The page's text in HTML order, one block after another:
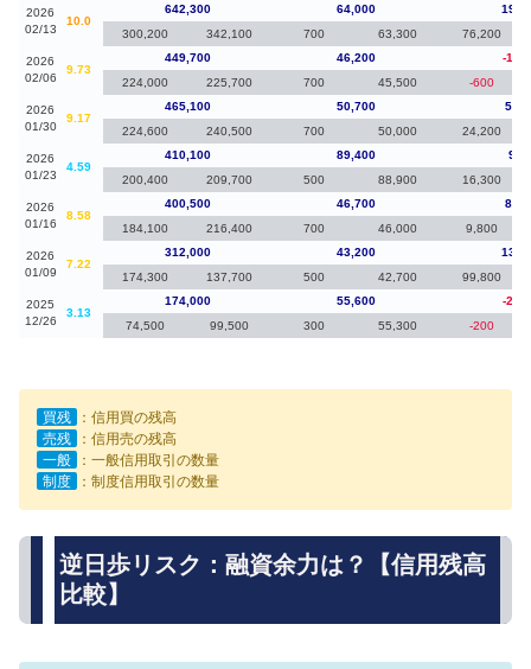
2026
02/13
10.0
642,300 64,000
300,200
342,100 700 63,300 76,200
2026
02/06
9.73
449,700 46,200
-
224,000
225,700 700 45,500 -600
2026
01/30
9.17
465,100 50,700
224,600
240,500 700 50,000 24,200
2026
01/23
4.59
410,100 89,400
200,400
209,700 500 88,900 16,300
2026
01/16
8.58
400,500 46,700
184,100
216,400 700 46,000 9,800
2026
01/09
7.22
312,000 43,200
174,300
137,700 500 42,700 99,800
2025
12/26
3.13
174,000 55,600
-
74,500
99,500 300 55,300 -200
買残
：信用買の残高
売残
：信用売の残高
一般
：一般信用取引の数量
制度
：制度信用取引の数量
逆日歩リスク：融資余力は？【信用残高
比較】